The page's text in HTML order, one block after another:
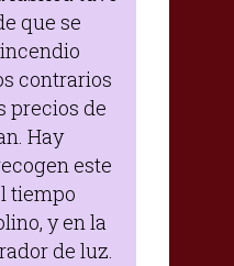
que se
contrarios
precios de
Hay
este
tiempo
y en la
de luz.